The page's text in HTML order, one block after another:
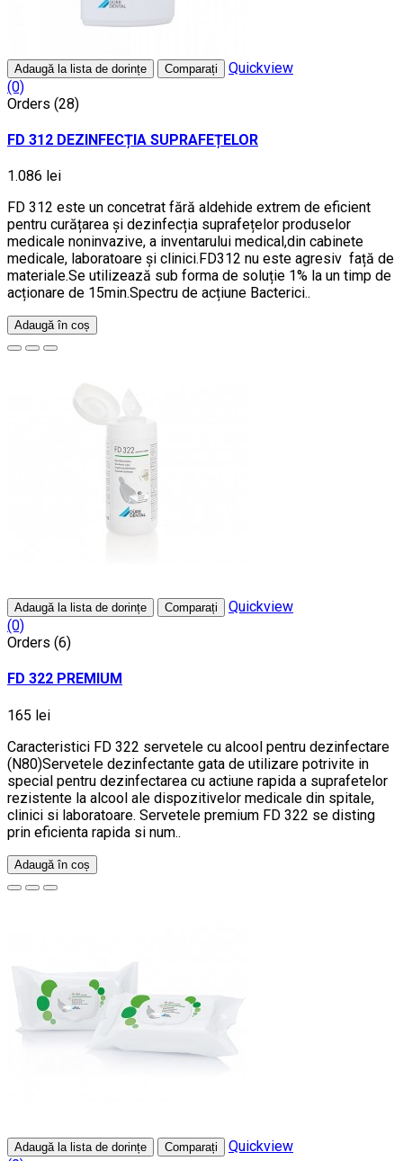
Adaugă la lista de dorințe Comparați
Quickview
(0)
Orders (28)
FD 312 DEZINFECȚIA SUPRAFEȚELOR
1.086 lei
FD 312 este un concetrat fără aldehide extrem de eficient
pentru curățarea și dezinfecția suprafețelor produselor
medicale noninvazive, a inventarului medical,din cabinete
medicale, laboratoare și clinici.FD312 nu este agresiv față de
materiale.Se utilizează sub forma de soluție 1% la un timp de
acționare de 15min.Spectru de acțiune Bacterici..
Adaugă în coș
Adaugă la lista de dorințe Comparați
Quickview
(0)
Orders (6)
FD 322 PREMIUM
165 lei
Caracteristici FD 322 servetele cu alcool pentru dezinfectare
(N80)Servetele dezinfectante gata de utilizare potrivite in
special pentru dezinfectarea cu actiune rapida a suprafetelor
rezistente la alcool ale dispozitivelor medicale din spitale,
clinici si laboratoare. Servetele premium FD 322 se disting
prin eficienta rapida si num..
Adaugă în coș
Adaugă la lista de dorințe Comparați
Quickview